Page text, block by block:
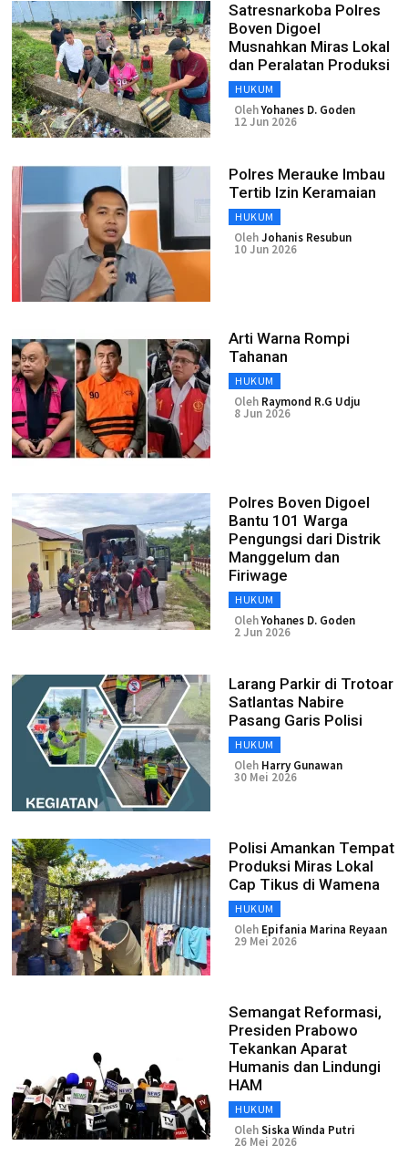
Satresnarkoba Polres
Boven Digoel
Musnahkan Miras Lokal
dan Peralatan Produksi
HUKUM
OlehYohanes D. Goden
12 Jun 2026
Polres Merauke Imbau
Tertib Izin Keramaian
HUKUM
OlehJohanis Resubun
10 Jun 2026
Arti Warna Rompi
Tahanan
HUKUM
Oleh Raymond R.G Udju
8 Jun 2026
Polres Boven Digoel
Bantu 101 Warga
Pengungsi dari Distrik
Manggelum dan
Firiwage
HUKUM
OlehYohanes D. Goden
2 Jun 2026
Larang Parkir di Trotoar
Satlantas Nabire
Pasang Garis Polisi
HUKUM
Oleh Harry Gunawan
30 Mei 2026
Polisi Amankan Tempat
Produksi Miras Lokal
Cap Tikus di Wamena
HUKUM
Oleh Epifania Marina Reyaan
29 Mei 2026
Semangat Reformasi,
Presiden Prabowo
Tekankan Aparat
Humanis dan Lindungi
HAM
HUKUM
OlehSiska Winda Putri
26 Mei 2026